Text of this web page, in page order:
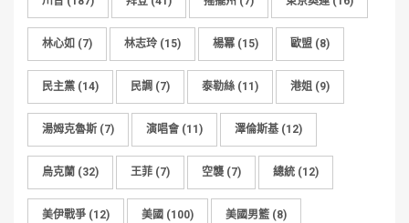
林心如 (7) 林志玲 (15) 楊冪 (15) 歐盟 (8)
民主黨 (14) 民調 (7) 泰勒絲 (11) 港姐 (9)
湯姆克魯斯 (7) 演唱會 (11) 澤倫斯基 (12)
烏克蘭 (32) 王菲 (7) 空襲 (7) 總統 (12)
美伊戰爭 (12) 美國 (100) 美國男籃 (8)